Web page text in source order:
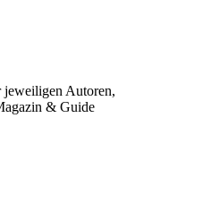
jeweiligen Autoren,
& Guide